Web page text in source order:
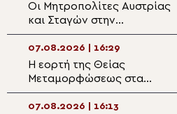
Οι Μητροπολίτες Αυστρίας
και Σταγών στην
πανηγυρίζουσα Ιερά Μονή
Μεταμορφώσεως του
Σωτήρος Μεγάλου Μετεώρου
07.08.2026 | 16:29
Η εορτή της Θείας
Μεταμορφώσεως στα
Ιωάννινα
07.08.2026 | 16:13